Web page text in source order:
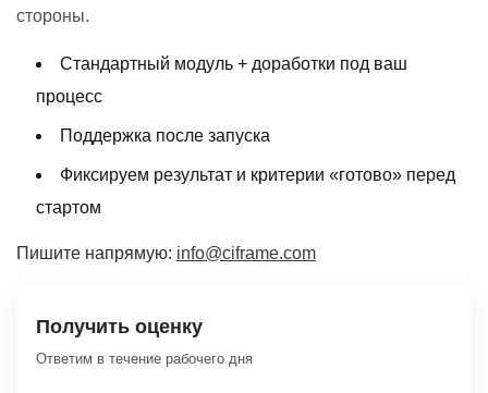
стороны.
Стандартный модуль + доработки под ваш
процесс
Поддержка после запуска
Фиксируем результат и критерии «готово» перед
стартом
Пишите напрямую: info@ciframe.com
Получить оценку
Ответим в течение рабочего дня